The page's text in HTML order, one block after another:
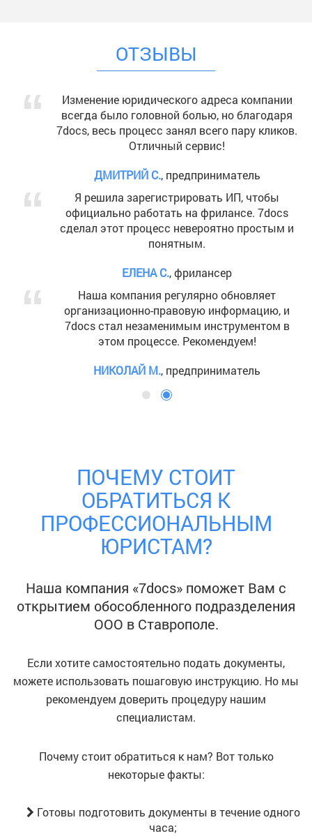
ОТЗЫВЫ
Изменение юридического адреса компании
всегда было головной болью, но благодаря
7docs, весь процесс занял всего пару кликов.
Отличный сервис!
ДМИТРИЙ С., предприниматель
Я решила зарегистрировать ИП, чтобы
официально работать на фрилансе. 7docs
сделал этот процесс невероятно простым и
понятным.
ЕЛЕНА С., фрилансер
Наша компания регулярно обновляет
организационно-правовую информацию, и
7docs стал незаменимым инструментом в
этом процессе. Рекомендуем!
НИКОЛАЙ М., предприниматель
ПОЧЕМУ СТОИТ
ОБРАТИТЬСЯ К
ПРОФЕССИОНАЛЬНЫМ
ЮРИСТАМ?
Наша компания «7docs» поможет Вам с
открытием обособленного подразделения
ООО в Ставрополе.
Если хотите самостоятельно подать документы,
можете использовать пошаговую инструкцию. Но мы
рекомендуем доверить процедуру нашим
специалистам.
Почему стоит обратиться к нам? Вот только
некоторые факты:
Готовы подготовить документы в течение одного
часа;